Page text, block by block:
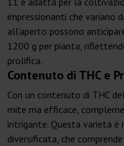
impressionanti che variano
all'aperto possono
1200 g per pianta,
prolifica.
Contenuto di THC e
Con un contenuto di THC
mite ma efficace,
intrigante. Questa varietà
diversificata, che